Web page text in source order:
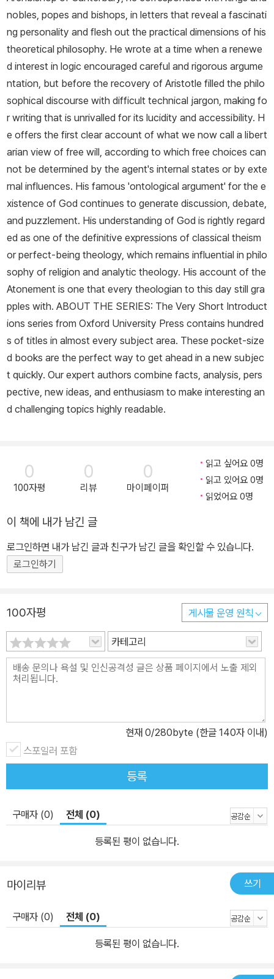
nobles, popes and bishops, in letters that reveal a fascinati
ng personality and flesh out the practical dimensions of his
theoretical philosophy. He wrote at a time when a renewe
d interest in logic encouraged careful and rigorous argume
ntation, but before the recovery of Aristotle filled the philo
sophical discourse with difficult technical jargon, making fo
r writing that is unrivalled for its lucidity and accessibility. H
e offers the first clear account of what we now call a libert
arian view of free will, according to which free choices can
not be determined by the agent's internal states or by exte
rnal influences. His famous 'ontological argument' for the e
xistence of God continues to generate discussion, debate,
and puzzlement. His understanding of God is rightly regard
ed as one of the definitive expressions of classical theism
or perfect-being theology, which remains influential in philo
sophy of religion and analytic theology. His account of the
Atonement is one that every theologian to this day still gra
pples with. ABOUT THE SERIES: The Very Short Introduct
ions series from Oxford University Press contains hundred
s of titles in almost every subject area. These pocket-size
d books are the perfect way to get ahead in a new subjec
t quickly. Our expert authors combine facts, analysis, pers
pective, new ideas, and enthusiasm to make interesting an
d challenging topics highly readable.
0
100자평
0
리뷰
0
마이페이퍼
읽고 싶어요 0명
읽고 있어요 0명
읽었어요 0명
이 책에 내가 남긴 글
로그인하면 내가 남긴 글과 친구가 남긴 글을 확인할 수 있습니다.
로그인하기
100자평 게시물 운영 원칙
카테고리
현재 0/280byte (한글 140자 이내)
스포일러 포함
등록
구매자 (0) 전체 (0)
등록된 평이 없습니다.
마이리뷰 쓰기
구매자 (0) 전체 (0)
등록된 평이 없습니다.